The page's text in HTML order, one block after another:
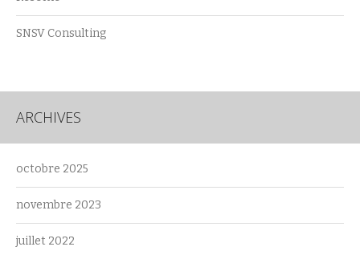
SNSV Consulting
ARCHIVES
octobre 2025
novembre 2023
juillet 2022